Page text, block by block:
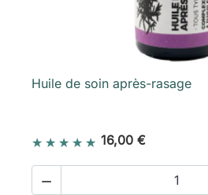
Huile de soin après-rasage
16,00 €
